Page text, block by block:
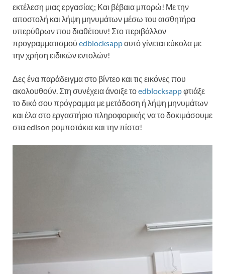
εκτέλεση μιας εργασίας; Και βέβαια μπορώ! Με την
αποστολή και λήψη μηνυμάτων μέσω του αισθητήρα
υπερύθρων που διαθέτουν! Στο περιβάλλον
προγραμματισμού edblocksappαυτό γίνεται εύκολα με
την χρήση ειδικών εντολών!
Δες ένα παράδειγμα στο βίντεο και τις εικόνες που
ακολουθούν. Στη συνέχεια άνοιξε τοedblocksappφτιάξε
το δικό σου πρόγραμμα με μετάδοση ή λήψη μηνυμάτων
και έλα στο εργαστήριο πληροφορικής να το δοκιμάσουμε
στα edison ρομποτάκια και την πίστα!